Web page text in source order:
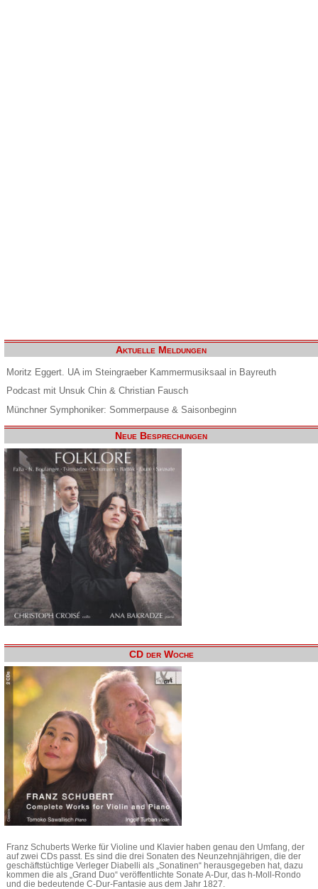
Aktuelle Meldungen
Moritz Eggert. UA im Steingraeber Kammermusiksaal in Bayreuth
Podcast mit Unsuk Chin & Christian Fausch
Münchner Symphoniker: Sommerpause & Saisonbeginn
Neue Besprechungen
CD der Woche
Franz Schuberts Werke für Violine und Klavier haben genau den Umfang, der
auf zwei CDs passt. Es sind die drei Sonaten des Neunzehnjährigen, die der
geschäftstüchtige Verleger Diabelli als „Sonatinen“ herausgegeben hat, dazu
kommen die als „Grand Duo“ veröffentlichte Sonate A-Dur, das h-Moll-Rondo
und die bedeutende C-Dur-Fantasie aus dem Jahr 1827.